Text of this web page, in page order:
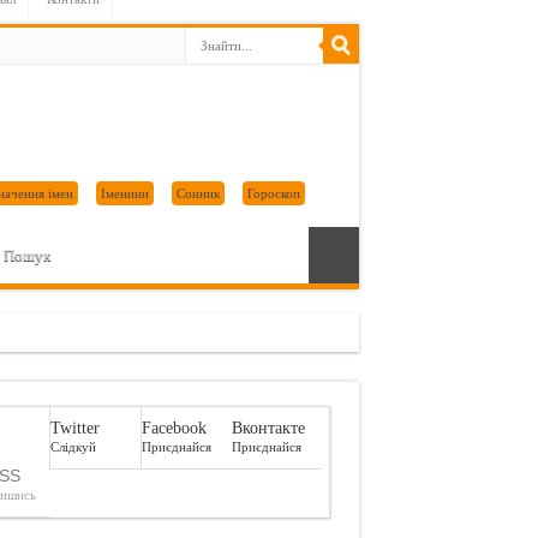
Гороскоп
Сонник
Іменини
імен
Пошук
Twitter
Слідкуй
Facebook
Приєднайся
Вконтакте
Приєднайся